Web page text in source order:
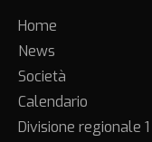
Home
News
Società
Calendario
Divisione regionale 1